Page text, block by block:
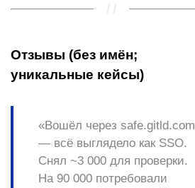
Отзывы (без имён;
уникальные кейсы)
«Вошёл через safe.gitld.com
— всё выглядело как SSO.
Снял ~3 000 для проверки.
На 90 000 потребовали